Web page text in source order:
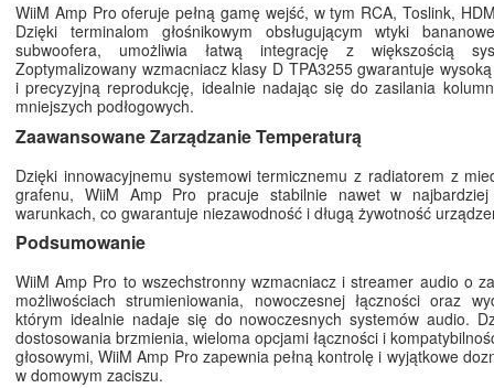
WiiM Amp Pro oferuje pełną gamę wejść, w tym RCA, Toslink,
Dzięki terminalom głośnikowym obsługującym wtyki
subwoofera, umożliwia łatwą integrację z większością
Zoptymalizowany wzmacniacz klasy D TPA3255 gwarantuje
i precyzyjną reprodukcję, idealnie nadając się do zasilania
mniejszych podłogowych.
Zaawansowane Zarządzanie Temperaturą
Dzięki innowacyjnemu systemowi termicznemu z radiatorem z
grafenu, WiiM Amp Pro pracuje stabilnie nawet w najbardziej
warunkach, co gwarantuje niezawodność i długą żywotność
Podsumowanie
WiiM Amp Pro to wszechstronny wzmacniacz i streamer audio o
możliwościach strumieniowania, nowoczesnej łączności oraz
którym idealnie nadaje się do nowoczesnych systemów audio.
dostosowania brzmienia, wieloma opcjami łączności i
głosowymi, WiiM Amp Pro zapewnia pełną kontrolę i wyjątkowe
w domowym zaciszu.